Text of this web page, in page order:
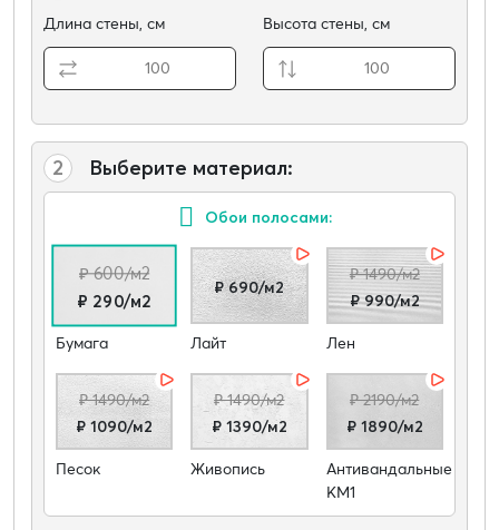
Длина стены, см Высота стены, см
2 Выберите материал:
Обои полосами:
₽ 600/м2
₽ 290/м2
Бумага
₽ 690/м2
Лайт
₽ 1490/м2
₽ 990/м2
Лен
₽ 1490/м2
₽ 1090/м2
Песок
₽ 1490/м2
₽ 1390/м2
Живопись
₽ 2190/м2
₽ 1890/м2
Антивандальные
КМ1